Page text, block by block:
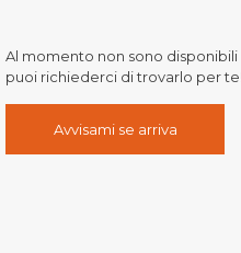
Al momento non sono
puoi richiederci di trovarlo per te!
Avvisami se arriva